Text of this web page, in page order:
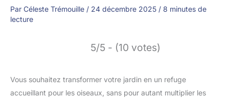
Par Céleste Trémouille / 24 décembre 2025 / 8 minutes de
lecture
5/5 - (10 votes)
Vous souhaitez transformer votre jardin en un refuge
accueillant pour les oiseaux, sans pour autant multiplier les